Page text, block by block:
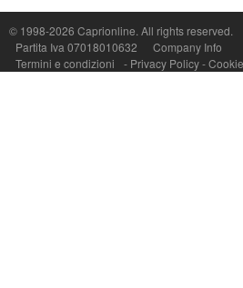
© 1998-2026 Caprionline. All rights reserved.
Partita Iva 07018010632
Company Info
Termini e condizioni
- Privacy Policy-
P.Iva, C.F. e n.Reg.Imprese Napoli: